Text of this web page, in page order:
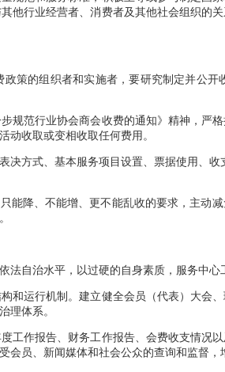
他行业经营者、消费者及其他社会组织
的组织者和实施者，要研究制定并公开
范行业协会商会收费的通知》精神，严
动收取或变相收取任何费用。
式、基本服务项目设置、票据使用、收
降、不能增、更不能乱收的要求，主动
治水平，以过硬的自身素质，服务中心
运行机制。建立健全会员（代表）大会
理体系。
作报告、财务工作报告、会费收支情况
员、新闻媒体和社会公众的查询和监督，